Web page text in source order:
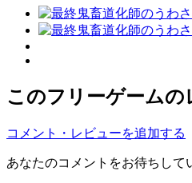
このフリーゲームの
コメント・レビューを追加する
あなたのコメントをお待ちして